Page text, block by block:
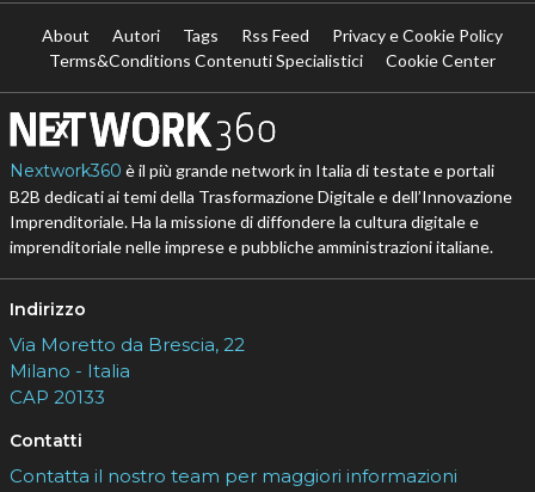
About Autori Tags Rss Feed
Privacy e Cookie Policy
Terms&Conditions Contenuti Specialistici
Cookie Center
Nextwork360 è il più grande network in Italia di testate e portali
B2B dedicati ai temi della Trasformazione Digitale e dell’Innovazione
Imprenditoriale. Ha la missione di diffondere la cultura digitale e
imprenditoriale nelle imprese e pubbliche amministrazioni italiane.
Indirizzo
Via Moretto da Brescia, 22
Milano - Italia
CAP 20133
Contatti
Contatta il nostro team per maggiori informazioni